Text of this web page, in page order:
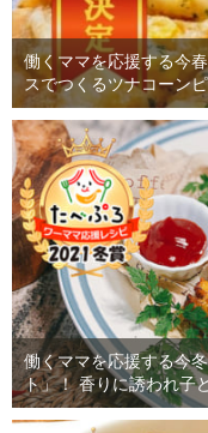
働くママを応援する今
スでつくるツナコーンピ
働くママを応援する今
ト」！ 香りに誘われ子